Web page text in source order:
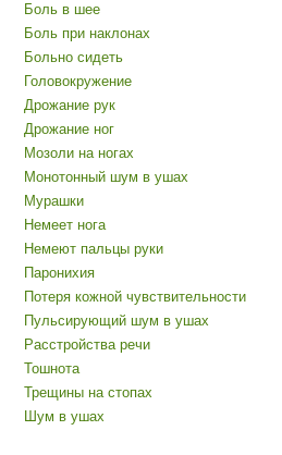
Боль в шее
Боль при наклонах
Больно сидеть
Головокружение
Дрожание рук
Дрожание ног
Мозоли на ногах
Монотонный шум в ушах
Мурашки
Немеет нога
Немеют пальцы руки
Паронихия
Потеря кожной чувствительности
Пульсирующий шум в ушах
Расстройства речи
Тошнота
Трещины на стопах
Шум в ушах